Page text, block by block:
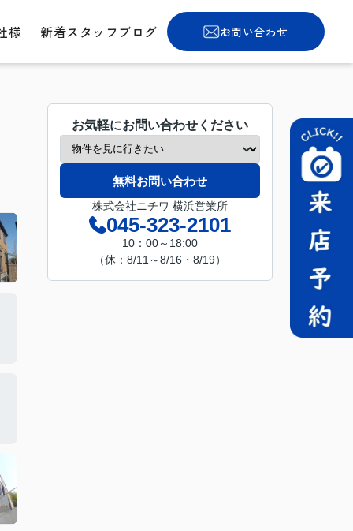
様 新着スタッフブログ お問い合わせ
お気軽にお問い合わせください
無料お問い合わせ
株式会社ニチワ 横浜営業所
045-323-2101
10：00～18:00
（休：8/11～8/16・8/19）